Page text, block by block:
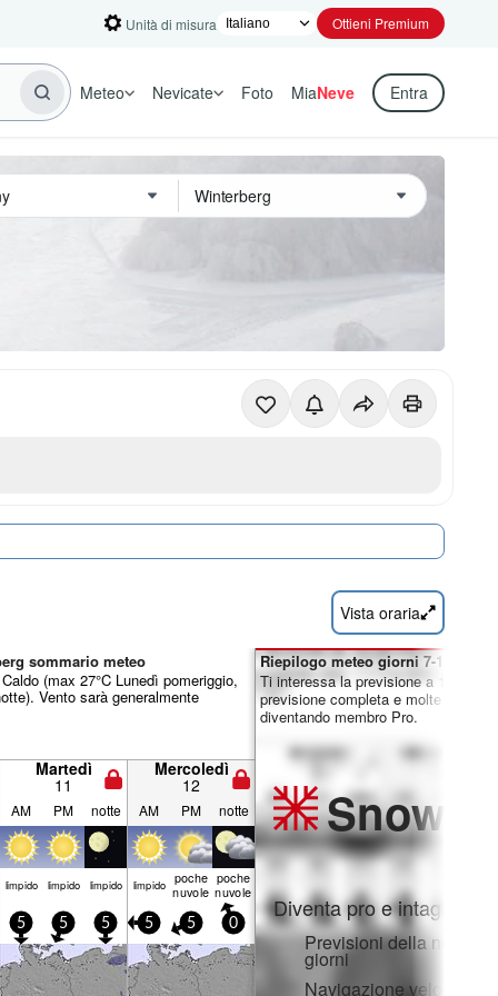
Unità di misura Ottieni Premium
Meteo Nevicate Foto MiaNeve Entra
Vista oraria
sommario meteo
(max 27°C Lunedì pomeriggio,
Vento sarà generalmente
Martedì
11
Mercoledì
12
AM PM notte AM PM notte
limp­ido limp­ido limp­ido limp­ido poche
nuvole
poche
nuvole
5 5 5 5 5 0
Riepilogo meteo giorni 7-16:
Ti interessa la previsione a 16
previsione completa e molte altre
diventando membro Pro.
Snow
Diventa pro e intaglia:
Previsioni della neve
giorni
Navigazione veloce